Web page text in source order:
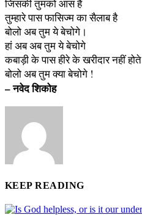
जिसकी तुमको आस है
तुम्हारे पास फासिज्म का सैलाब है
बोलो अब तुम ये बेचोगे।
हां अब अब तुम ये बेचोगे
कबाड़ी के पास हीरे के खरीदार नहीं होते
बोलो अब तुम क्या बेचोगे !
– नवेद शिकोह
KEEP READING